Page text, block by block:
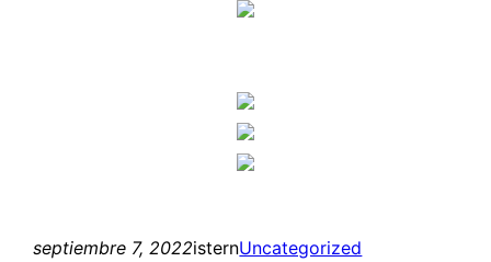
septiembre 7, 2022isternUncategorized